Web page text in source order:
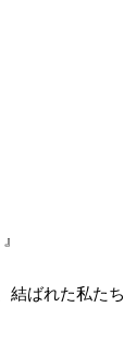
結ばれた私たち